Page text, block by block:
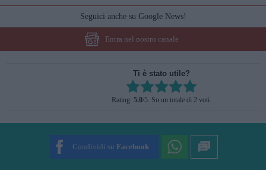
Seguici anche su Google News!
Entra nel nostro canale
Ti è stato utile?
Rate this item:
SUBMIT RATING
Rating: 5.0/5. Su un totale di 2 voti.
Condividi su Facebook